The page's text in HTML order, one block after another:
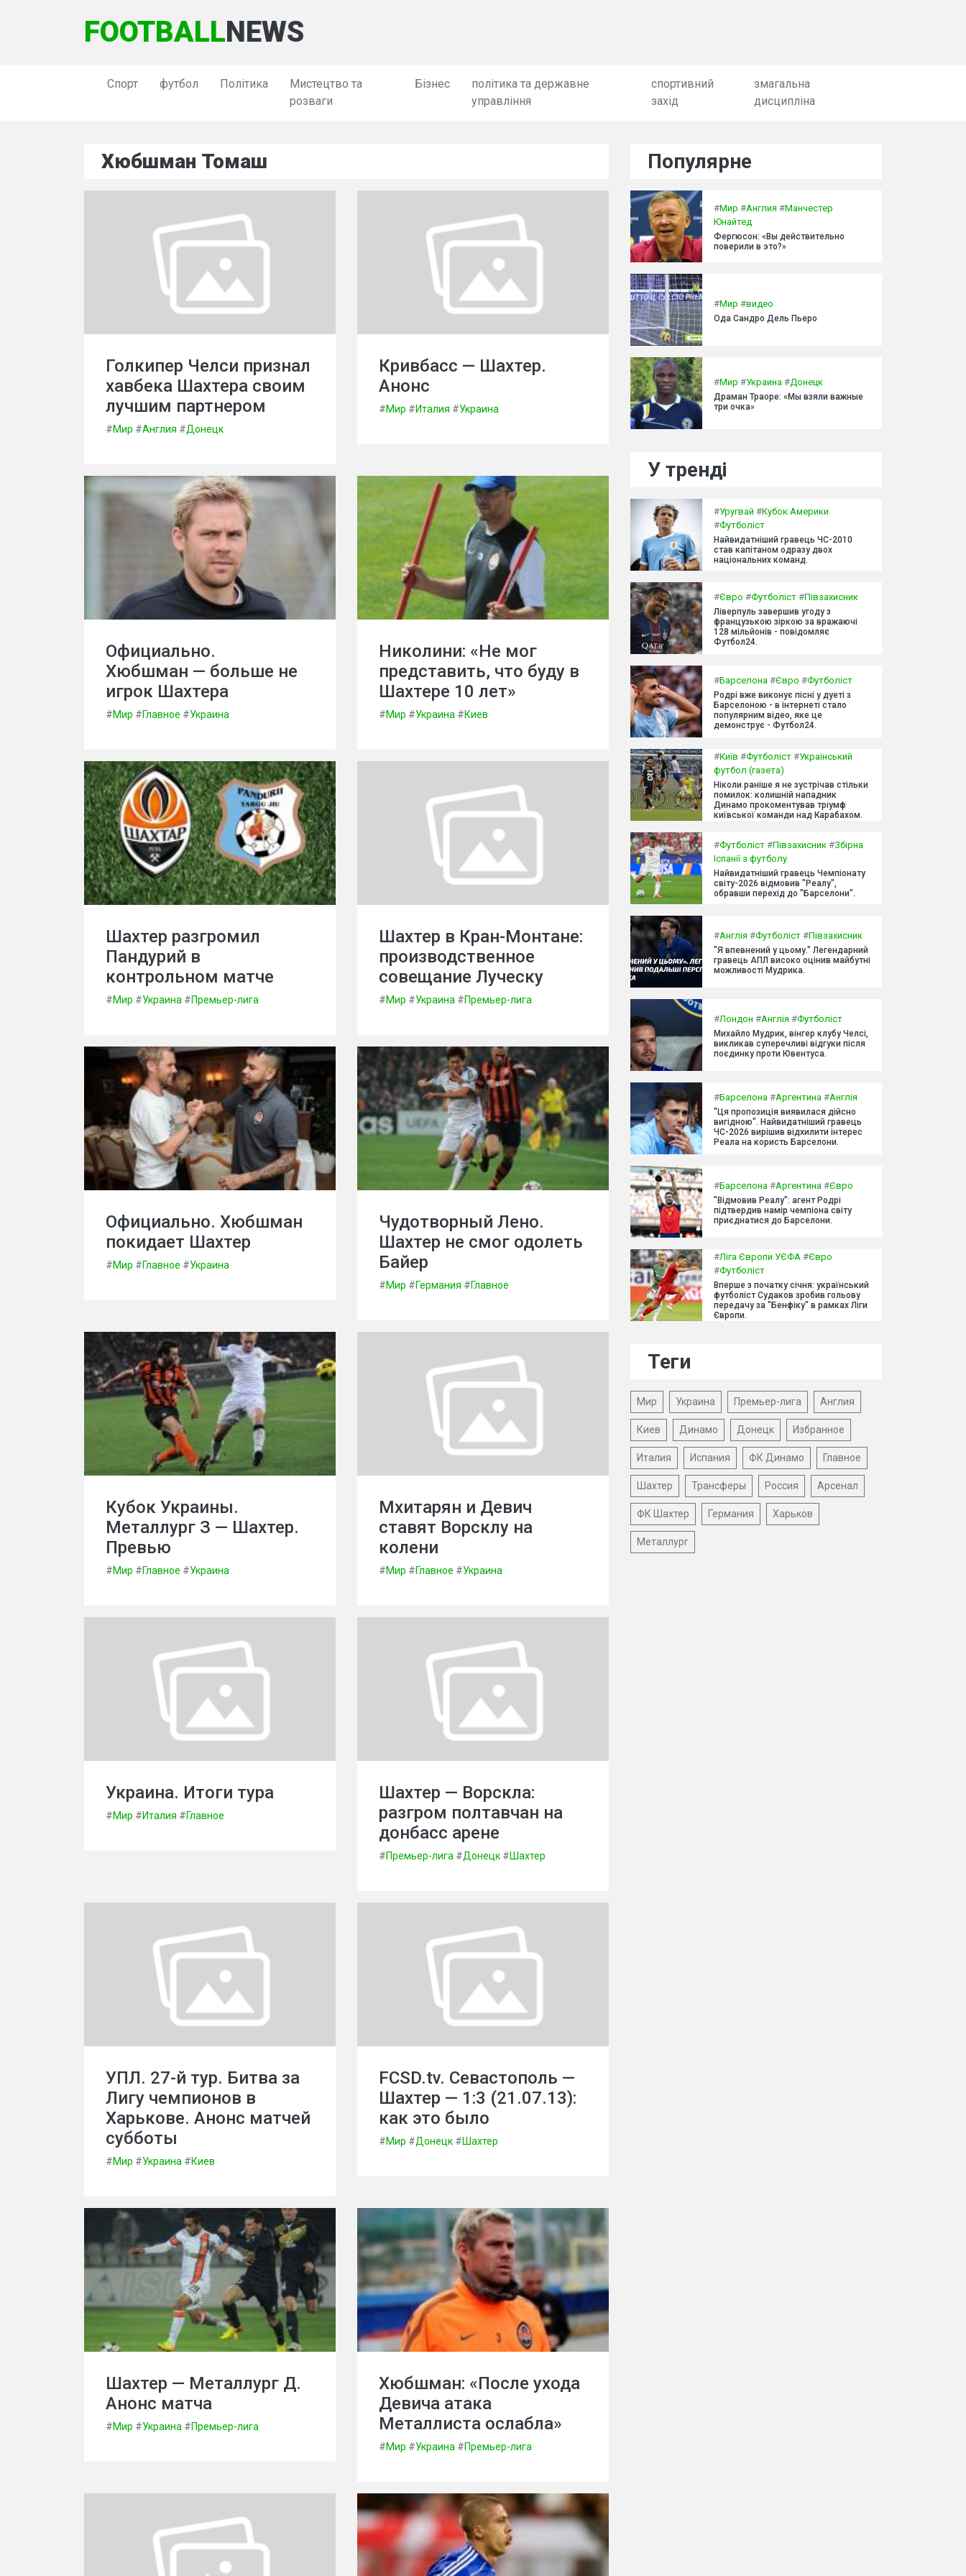
FOOTBALLNEWS
Спорт футбол Політика
Мистецтво та
розваги
Бізнес
політика та державне
управління
спортивний
захід
змагальна
дисципліна
Хюбшман Томаш
Голкипер Челси признал
хавбека Шахтера своим
лучшим партнером
#Мир #Англия #Донецк
Кривбасс — Шахтер.
Анонс
#Мир #Италия #Украина
Официально.
Хюбшман — больше не
игрок Шахтера
#Мир #Главное #Украина
Николини: «Не мог
представить, что буду в
Шахтере 10 лет»
#Мир #Украина #Киев
Шахтер разгромил
Пандурий в
контрольном матче
#Мир #Украина #Премьер-лига
Шахтер в Кран-Монтане:
производственное
совещание Луческу
#Мир #Украина #Премьер-лига
Официально. Хюбшман
покидает Шахтер
#Мир #Главное #Украина
Чудотворный Лено.
Шахтер не смог одолеть
Байер
#Мир #Германия #Главное
Кубок Украины.
Металлург З — Шахтер.
Превью
#Мир #Главное #Украина
Мхитарян и Девич
ставят Ворсклу на
колени
#Мир #Главное #Украина
Украина. Итоги тура
#Мир #Италия #Главное
Шахтер — Ворскла:
разгром полтавчан на
донбасс арене
#Премьер-лига #Донецк #Шахтер
УПЛ. 27-й тур. Битва за
Лигу чемпионов в
Харькове. Анонс матчей
субботы
#Мир #Украина #Киев
FCSD.tv. Севастополь —
Шахтер — 1:3 (21.07.13):
как это было
#Мир #Донецк #Шахтер
Шахтер — Металлург Д.
Анонс матча
#Мир #Украина #Премьер-лига
Хюбшман: «После ухода
Девича атака
Металлиста ослабла»
#Мир #Украина #Премьер-лига
Популярне
#Мир #Англия #Манчестер
Юнайтед
Фергюсон: «Вы действительно
поверили в это?»
#Мир #видео
Ода Сандро Дель Пьеро
#Мир #Украина #Донецк
Драман Траоре: «Мы взяли важные
три очка»
У тренді
#Уругвай #Кубок Америки
#Футболіст
Найвидатніший гравець ЧС-2010
став капітаном одразу двох
національних команд.
#Євро #Футболіст #Півзахисник
Ліверпуль завершив угоду з
французькою зіркою за вражаючі
128 мільйонів - повідомляє
Футбол24.
#Барселона #Євро #Футболіст
Родрі вже виконує пісні у дуеті з
Барселоною - в інтернеті стало
популярним відео, яке це
демонструє - Футбол24.
#Київ #Футболіст #Український
футбол (газета)
Ніколи раніше я не зустрічав стільки
помилок: колишній нападник
Динамо прокоментував тріумф
київської команди над Карабахом.
#Футболіст #Півзахисник #Збірна
Іспанії з футболу
Найвидатніший гравець Чемпіонату
світу-2026 відмовив "Реалу",
обравши перехід до "Барселони".
#Англія #Футболіст #Півзахисник
"Я впевнений у цьому." Легендарний
гравець АПЛ високо оцінив майбутні
можливості Мудрика.
#Лондон #Англія #Футболіст
Михайло Мудрик, вінгер клубу Челсі,
викликав суперечливі відгуки після
поєдинку проти Ювентуса.
#Барселона #Аргентина #Англія
"Ця пропозиція виявилася дійсно
вигідною". Найвидатніший гравець
ЧС-2026 вирішив відхилити інтерес
Реала на користь Барселони.
#Барселона #Аргентина #Євро
"Відмовив Реалу": агент Родрі
підтвердив намір чемпіона світу
приєднатися до Барселони.
#Ліга Європи УЄФА #Євро
#Футболіст
Вперше з початку січня: український
футболіст Судаков зробив гольову
передачу за "Бенфіку" в рамках Ліги
Європи.
Теги
Мир Украина Премьер-лига Англия
Киев Динамо Донецк Избранное
Италия Испания ФК Динамо Главное
Шахтер Трансферы Россия Арсенал
ФК Шахтер Германия Харьков
Металлург